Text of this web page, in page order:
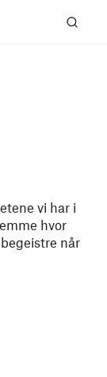
vi har i
hvor
når